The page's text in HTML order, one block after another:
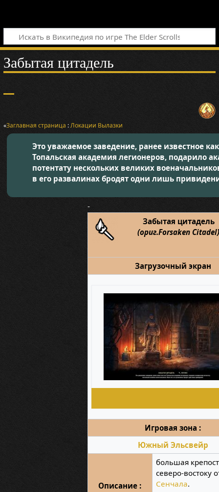
Забытая цитадель
«Заглавная страница :Локации Вылазки
Это уважаемое заведение, ранее известное как
Топальская академия легионеров, подарило
потентату нескольких великих
в его развалинах бродят одни лишь
-
Забытая цитадель
(ориг.Forsaken
Загрузочный экран
Игровая зона :
Южный Эльсвейр
Описание :
большая
северо-востоку
Сенчала.